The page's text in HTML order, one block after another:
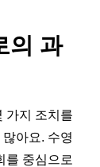
의 과
가지 조치를
아요. 수영
를 중심으로